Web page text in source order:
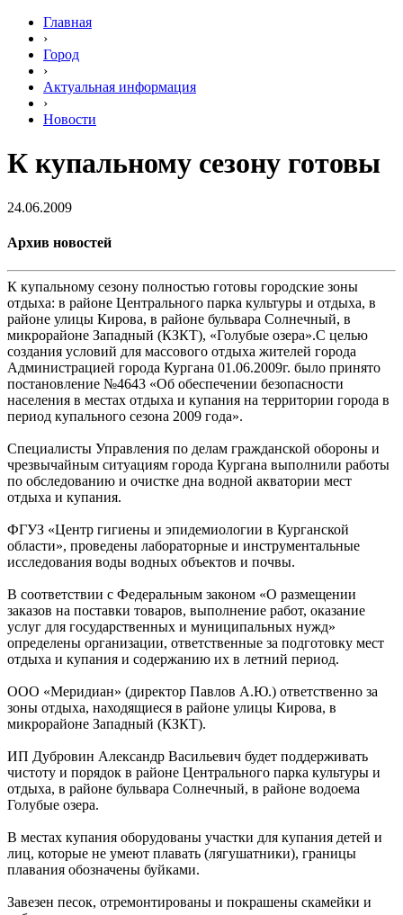
Главная
›
Город
›
Актуальная информация
›
Новости
К купальному сезону готовы
24.06.2009
Архив новостей
К купальному сезону полностью готовы городские зоны
отдыха: в районе Центрального парка культуры и отдыха, в
районе улицы Кирова, в районе бульвара Солнечный, в
микрорайоне Западный (КЗКТ), «Голубые озера».С целью
создания условий для массового отдыха жителей города
Администрацией города Кургана 01.06.2009г. было принято
постановление №4643 «Об обеспечении безопасности
населения в местах отдыха и купания на территории города в
период купального сезона 2009 года».
Специалисты Управления по делам гражданской обороны и
чрезвычайным ситуациям города Кургана выполнили работы
по обследованию и очистке дна водной акватории мест
отдыха и купания.
ФГУЗ «Центр гигиены и эпидемиологии в Курганской
области», проведены лабораторные и инструментальные
исследования воды водных объектов и почвы.
В соответствии с Федеральным законом «О размещении
заказов на поставки товаров, выполнение работ, оказание
услуг для государственных и муниципальных нужд»
определены организации, ответственные за подготовку мест
отдыха и купания и содержанию их в летний период.
ООО «Меридиан» (директор Павлов А.Ю.) ответственно за
зоны отдыха, находящиеся в районе улицы Кирова, в
микрорайоне Западный (КЗКТ).
ИП Дубровин Александр Васильевич будет поддерживать
чистоту и порядок в районе Центрального парка культуры и
отдыха, в районе бульвара Солнечный, в районе водоема
Голубые озера.
В местах купания оборудованы участки для купания детей и
лиц, которые не умеют плавать (лягушатники), границы
плавания обозначены буйками.
Завезен песок, отремонтированы и покрашены скамейки и